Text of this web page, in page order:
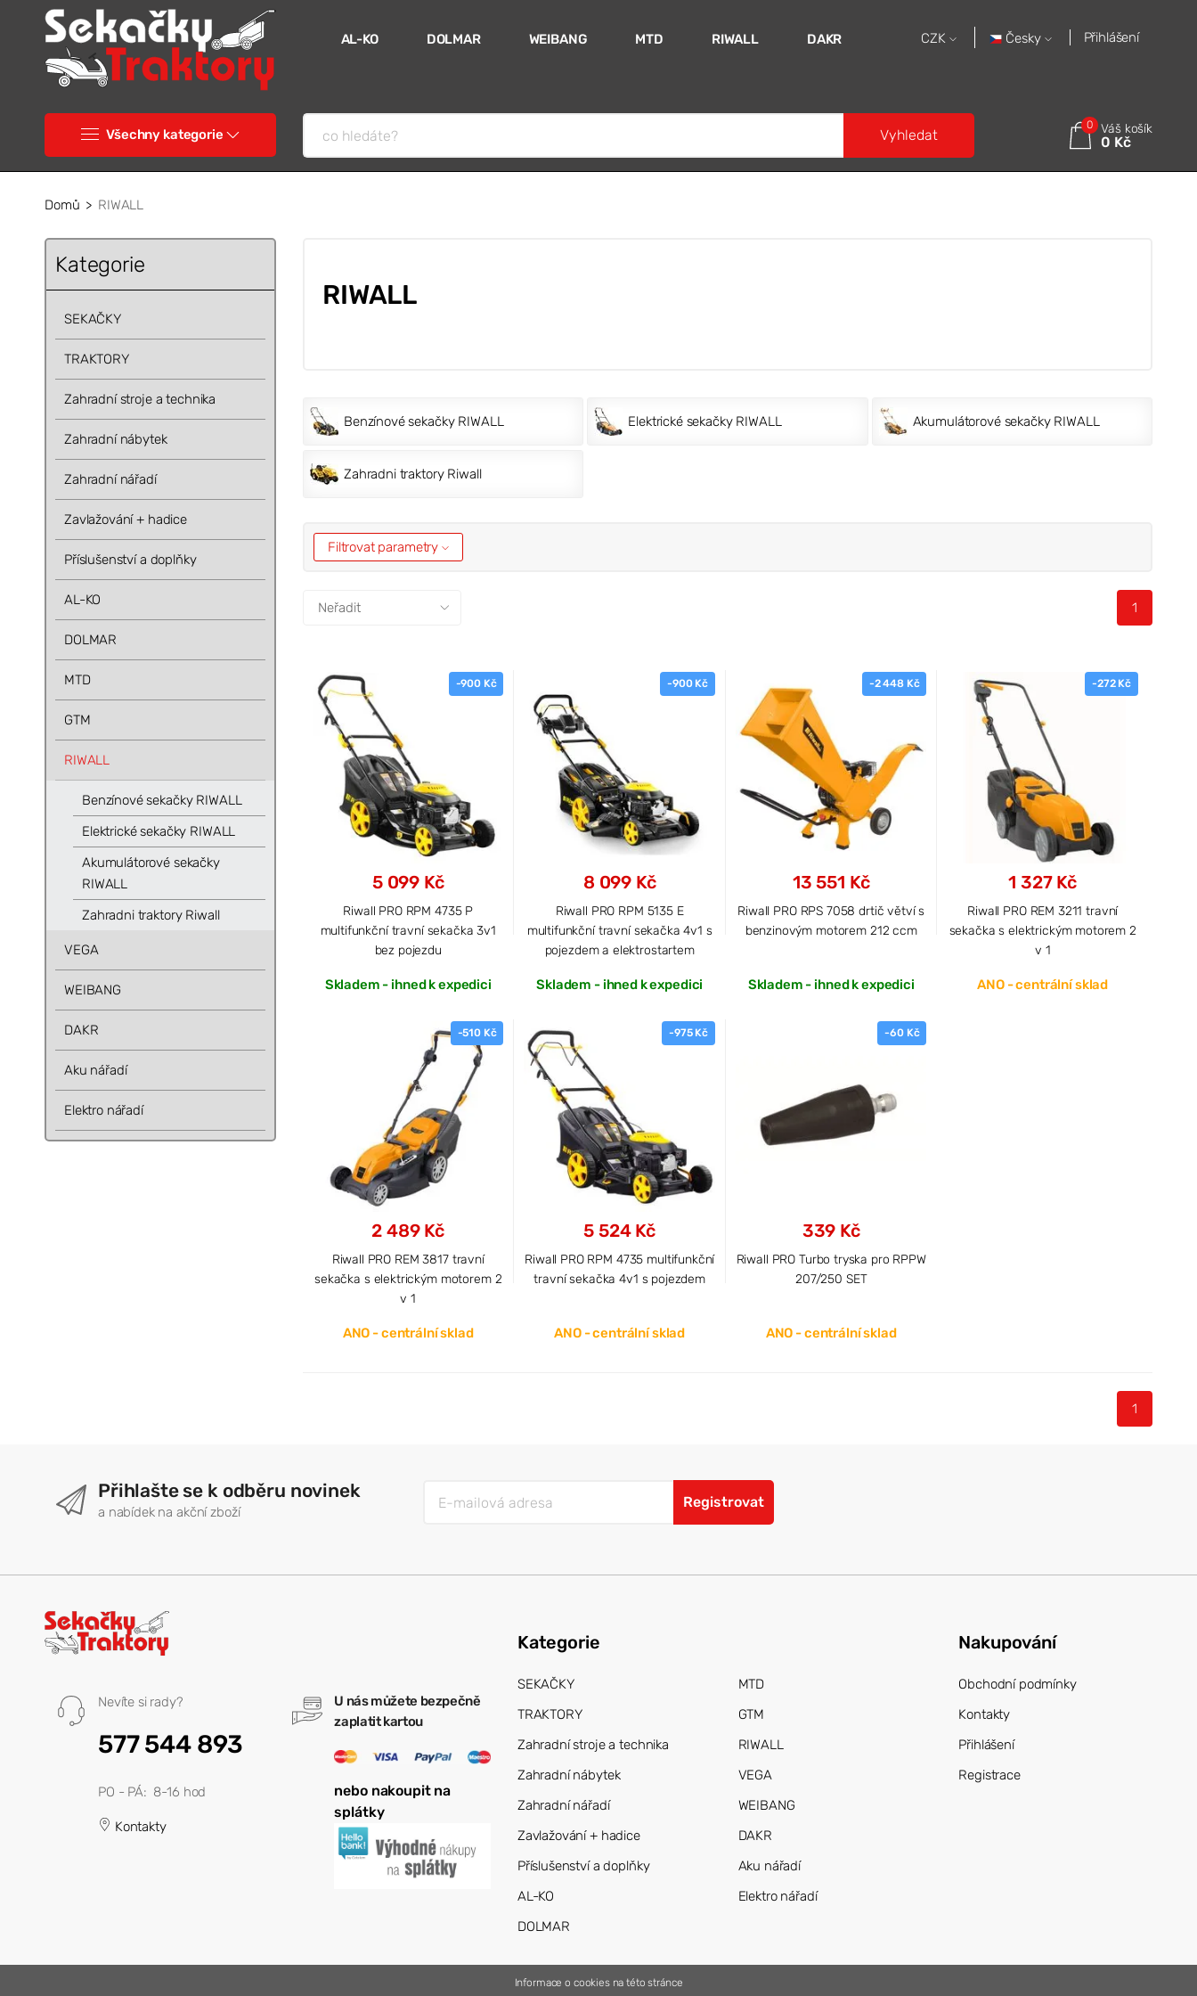
AL-KO DOLMAR WEIBANG MTD RIWALL DAKR CZK Česky Přihlášení
Všechny kategorie
0 Váš košík
0 Kč
Vyhledat
Domů RIWALL
Kategorie
SEKAČKY
TRAKTORY
Zahradní stroje a technika
Zahradní nábytek
Zahradní nářadí
Zavlažování + hadice
Příslušenství a doplňky
AL-KO
DOLMAR
MTD
GTM
RIWALL
Benzínové sekačky RIWALL
Elektrické sekačky RIWALL
Akumulátorové sekačky
RIWALL
Zahradni traktory Riwall
VEGA
WEIBANG
DAKR
Aku nářadí
Elektro nářadí
RIWALL
Benzínové sekačky RIWALL Elektrické sekačky RIWALL Akumulátorové sekačky RIWALL
Zahradni traktory Riwall
Filtrovat parametry
1
-900 Kč
5 099 Kč
Riwall PRO RPM 4735 P
multifunkční travní sekačka 3v1
bez pojezdu
Skladem - ihned k expedici
-900 Kč
8 099 Kč
Riwall PRO RPM 5135 E
multifunkční travní sekačka 4v1 s
pojezdem a elektrostartem
Skladem - ihned k expedici
-2 448 Kč
13 551 Kč
Riwall PRO RPS 7058 drtič větví s
benzinovým motorem 212 ccm
Skladem - ihned k expedici
-272 Kč
1 327 Kč
Riwall PRO REM 3211 travní
sekačka s elektrickým motorem 2
v 1
ANO - centrální sklad
-510 Kč
2 489 Kč
Riwall PRO REM 3817 travní
sekačka s elektrickým motorem 2
v 1
ANO - centrální sklad
-975 Kč
5 524 Kč
Riwall PRO RPM 4735 multifunkční
travní sekačka 4v1 s pojezdem
ANO - centrální sklad
-60 Kč
339 Kč
Riwall PRO Turbo tryska pro RPPW
207/250 SET
ANO - centrální sklad
1
Přihlašte se k odběru novinek
a nabídek na akční zboží
Registrovat
Nevíte si rady?
577 544 893
PO - PÁ: 8-16 hod
Kontakty
U nás můžete bezpečně
zaplatit kartou
nebo nakoupit na
splátky
Kategorie
SEKAČKY
TRAKTORY
Zahradní stroje a technika
Zahradní nábytek
Zahradní nářadí
Zavlažování + hadice
Příslušenství a doplňky
AL-KO
DOLMAR
MTD
GTM
RIWALL
VEGA
WEIBANG
DAKR
Aku nářadí
Elektro nářadí
Nakupování
Obchodní podmínky
Kontakty
Přihlášení
Registrace
Informace o cookies na této stránce